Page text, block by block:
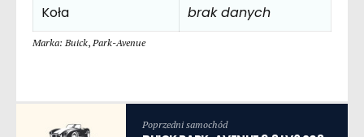
Koła
brak danych
Marka: Buick, Park-Avenue
Poprzedni samochód